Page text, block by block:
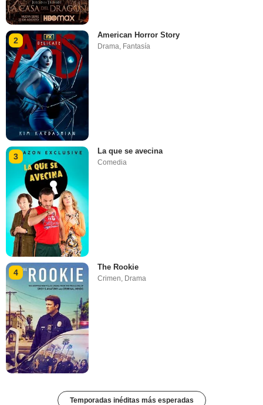
2
American Horror Story
Drama Fantasía
3
La que se avecina
Comedia
4
The Rookie
Crimen, Drama
Temporadas inéditas más esperadas